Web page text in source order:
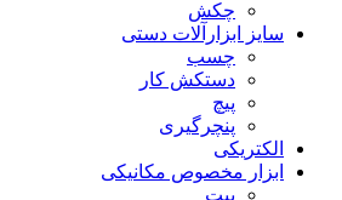
چکش
سایز ابزارآلات دستی
چسب
دستکش کار
پیچ
پنچرگیری
الکتریکی
ابزار مخصوص مکانیکی
بیت